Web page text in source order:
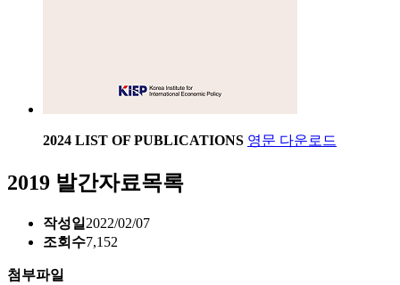
2024 LIST OF PUBLICATIONS 영문 다운로드
2019 발간자료목록
작성일 2022/02/07
조회수7,152
첨부파일